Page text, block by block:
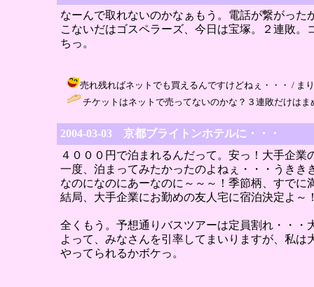
なーんで取れないのかなぁもう。電話が繋がった
こないだはゴスペラーズ、今日は宝塚。２連敗。
ちっ。
売れ残ればネットでも買えるんですけどねぇ・・・ / ま
チケットはネットで売ってないのかな？３連敗だけは
2004-03-03 京都ブライトンホテルに・・・
４０００円で泊まれるんだって。安っ！大手企業
一度、泊まってみたかったのよねぇ・・・うきき
なのになのにあーなのに～～～！季節柄、すでに
結局、大手企業にお勤めの友人宅に宿泊決定よ～
全くもう。予想通りバスツアーは定員割れ・・・
よって、みなさんを引率してまいりますが、私は
やってられるかボケっ。